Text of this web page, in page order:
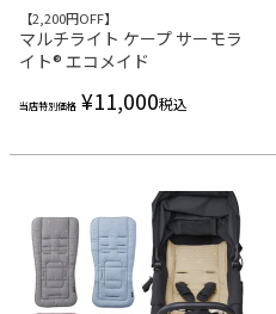
【2,200円OFF】
マルチライト ケープ サーモラ
イト®︎ エコメイド
当店特別価格 ¥11,000税込